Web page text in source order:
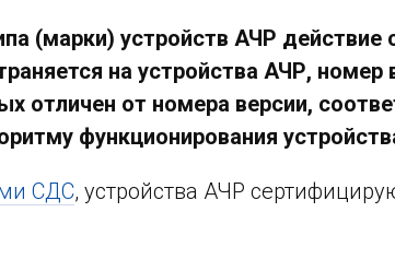
(марки) устройств АЧР действие
на устройства АЧР, номер
отличен от номера версии,
функционирования
СДС, устройства АЧР